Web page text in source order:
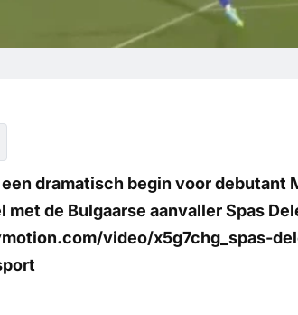
dramatisch begin voor debutant
de Bulgaarse aanvaller Spas
video/x5g7chg_spas-